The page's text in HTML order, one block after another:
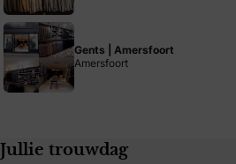
Gents | Amersfoort
Amersfoort
Jullie trouwdag